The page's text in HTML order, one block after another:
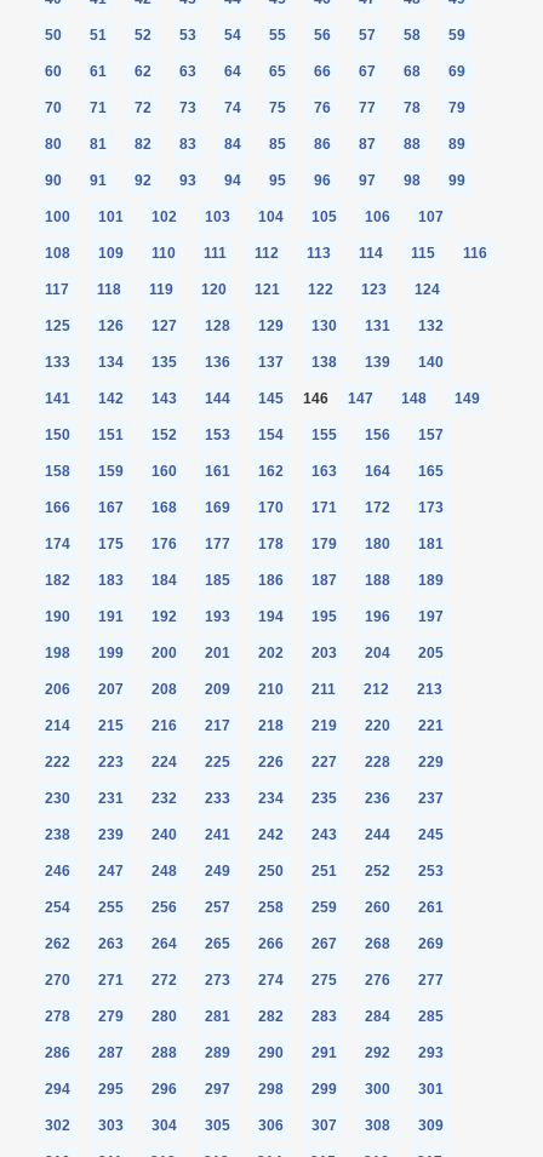
50 51 52 53 54 55 56 57 58 59
60 61 62 63 64 65 66 67 68 69
70 71 72 73 74 75 76 77 78 79
80 81 82 83 84 85 86 87 88 89
90 91 92 93 94 95 96 97 98 99
100 101 102 103 104 105 106 107
108 109 110 111 112 113 114 115 116
117 118 119 120 121 122 123 124
125 126 127 128 129 130 131 132
133 134 135 136 137 138 139 140
141 142 143 144 145 146 147 148 149
150 151 152 153 154 155 156 157
158 159 160 161 162 163 164 165
166 167 168 169 170 171 172 173
174 175 176 177 178 179 180 181
182 183 184 185 186 187 188 189
190 191 192 193 194 195 196 197
198 199 200 201 202 203 204 205
206 207 208 209 210 211 212 213
214 215 216 217 218 219 220 221
222 223 224 225 226 227 228 229
230 231 232 233 234 235 236 237
238 239 240 241 242 243 244 245
246 247 248 249 250 251 252 253
254 255 256 257 258 259 260 261
262 263 264 265 266 267 268 269
270 271 272 273 274 275 276 277
278 279 280 281 282 283 284 285
286 287 288 289 290 291 292 293
294 295 296 297 298 299 300 301
302 303 304 305 306 307 308 309